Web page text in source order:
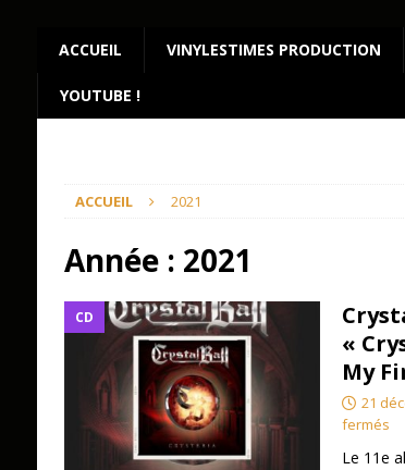
ACCUEIL VINYLESTIMES PRODUCTION
YOUTUBE !
ACCUEIL 2021
Année : 2021
CD
«
My
21
fermés
Le 11e